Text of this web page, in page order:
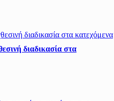
διαδικασία στα